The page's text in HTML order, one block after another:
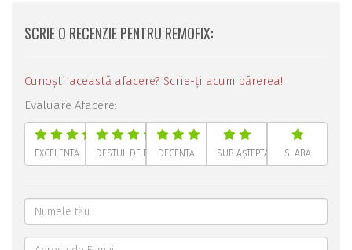
SCRIE O RECENZIE PENTRU REMOFIX:
Cunoști această afacere? Scrie-ți acum părerea!
Evaluare Afacere:
EXCELENTĂ DESTUL DE BUNĂDECENTĂ SUB AȘTEPTĂRI SLABĂ